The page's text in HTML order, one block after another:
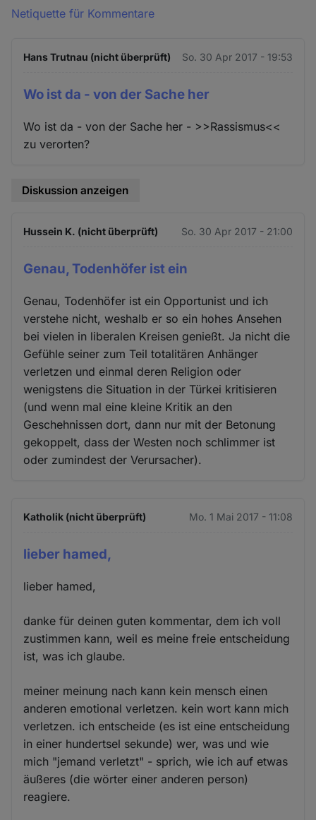
Netiquette für Kommentare
Hans Trutnau (nicht überprüft) So. 30 Apr 2017 - 19:53
Wo ist da - von der Sache her
Wo ist da - von der Sache her - >>Rassismus<<
zu verorten?
Diskussion anzeigen
Hussein K. (nicht überprüft) So. 30 Apr 2017 - 21:00
Genau, Todenhöfer ist ein
Genau, Todenhöfer ist ein Opportunist und ich
verstehe nicht, weshalb er so ein hohes Ansehen
bei vielen in liberalen Kreisen genießt. Ja nicht die
Gefühle seiner zum Teil totalitären Anhänger
verletzen und einmal deren Religion oder
wenigstens die Situation in der Türkei kritisieren
(und wenn mal eine kleine Kritik an den
Geschehnissen dort, dann nur mit der Betonung
gekoppelt, dass der Westen noch schlimmer ist
oder zumindest der Verursacher).
Katholik (nicht überprüft) Mo. 1 Mai 2017 - 11:08
lieber hamed,
lieber hamed,
danke für deinen guten kommentar, dem ich voll
zustimmen kann, weil es meine freie entscheidung
ist, was ich glaube.
meiner meinung nach kann kein mensch einen
anderen emotional verletzen. kein wort kann mich
verletzen. ich entscheide (es ist eine entscheidung
in einer hundertsel sekunde) wer, was und wie
mich "jemand verletzt" - sprich, wie ich auf etwas
äußeres (die wörter einer anderen person)
reagiere.